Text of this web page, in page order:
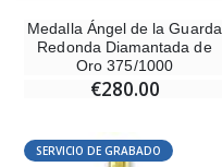
Medalla Ángel de la Guarda
Redonda Diamantada de
Oro 375/1000
€280.00
SERVICIO DE GRABADO